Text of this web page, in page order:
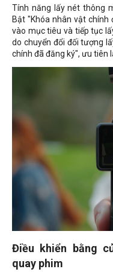
Tính năng lấy nét thông
Bật "Khóa nhân vật chính
vào mục tiêu và tiếp tục
do chuyển đổi đối tượng
chính đã đăng ký", ưu tiên
Điều khiển bằng
quay phim